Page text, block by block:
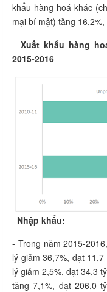
khẩu hàng hoá khác
mại bí mật) tăng
Xuất khẩu hàng
2015-2016
Nhập khẩu:
- Trong năm 2015-
lý giảm 36,7%, đạt
lý giảm 2,5%, đạt 34,3
tăng 7,1%, đạt 206,0